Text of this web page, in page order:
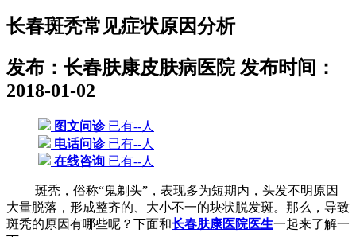
长春斑秃常见症状原因分析
发布：长春肤康皮肤病医院发布时间：
2018-01-02
图文问诊已有--人
电话问诊已有--人
在线咨询 已有--人
斑秃，俗称“鬼剃头”，表现多为短期内，头发不明原因
大量脱落，形成整齐的、大小不一的块状脱发斑。那么，导致
斑秃的原因有哪些呢？下面和长春肤康医院医生一起来了解一